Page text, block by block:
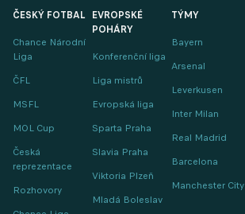
ČESKÝ FOTBAL
Chance Národní
Liga
ČFL
MSFL
MOL Cup
Česká
reprezentace
Rozhovory
EVROPSKÉ
POHÁRY
Konferenční liga
Liga mistrů
Evropská liga
Sparta Praha
Slavia Praha
Viktoria Plzeň
Mladá Boleslav
TÝMY
Bayern
Arsenal
Leverkusen
Inter Milan
Real Madrid
Barcelona
Manchester City